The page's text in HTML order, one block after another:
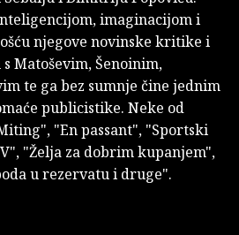
imaginacijom i
njegove novinske kritike i
Matoševim, Šenoinim,
te ga bez sumnje čine jednim
publicistike. Neke od
"En passant", "Sportski
"Želja za dobrim kupanjem",
u rezervatu i druge".